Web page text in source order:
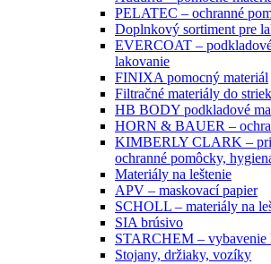
PELATEC – ochranné
Doplnkový sortiment pre
EVERCOAT –
lakovanie
FINIXA pomocný materiál
Filtračné materiály do
HB BODY podkladové
HORN & BAUER –
KIMBERLY CLARK –
ochranné pomôcky,
Materiály na leštenie
APV – maskovací papier
SCHOLL – materiály na
SIA brúsivo
STARCHEM – vybavenie
Stojany, držiaky, vozíky